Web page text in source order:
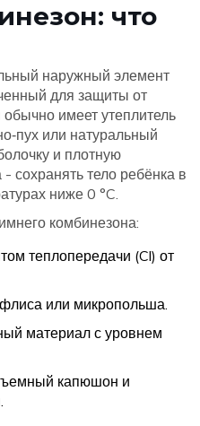
что
наружный элемент
для защиты от
имеет утеплитель
или натуральный
и плотную
сохранять тело ребёнка в
ниже 0 °C.
комбинезона:
теплопередачи (Cl) от
или микропольша.
материал с уровнем
капюшон и